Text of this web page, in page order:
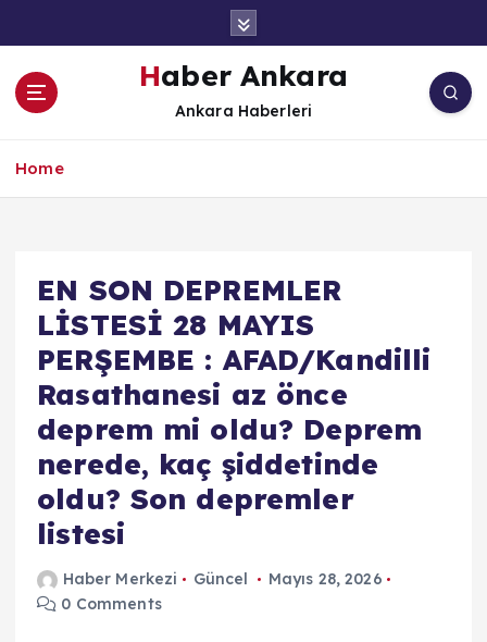
Haber Ankara
Ankara Haberleri
Home
EN SON DEPREMLER
LİSTESİ 28 MAYIS
PERŞEMBE : AFAD/Kandilli
Rasathanesi az önce
deprem mi oldu? Deprem
nerede, kaç şiddetinde
oldu? Son depremler
listesi
Haber Merkezi Güncel
Mayıs 28, 2026
0 Comments